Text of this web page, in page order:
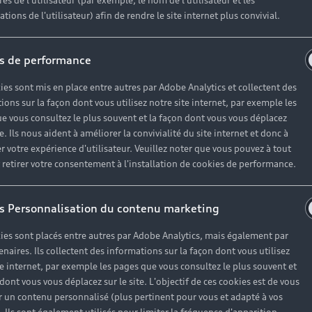
de l'utilisateur) afin de rendre le site internet plus convivial.
de performance
sont mis en place entre autres par Adobe Analytics et collectent des
sur la façon dont vous utilisez notre site internet, par exemple les
vous consultez le plus souvent et la façon dont vous vous déplacez
Ils nous aident à améliorer la convivialité du site internet et donc à
votre expérience d'utilisateur. Veuillez noter que vous pouvez à tout
votre consentement à l'installation de cookies de performance.
Personnalisation du contenu marketing
sont placés entre autres par Adobe Analytics, mais également par
Ils collectent des informations sur la façon dont vous utilisez
internet, par exemple les pages que vous consultez le plus souvent et
vous vous déplacez sur le site. L'objectif de ces cookies est de vous
un contenu personnalisé (plus pertinent pour vous et adapté à vos
newsletter.
partenaires**, des offres commerciales y compris des offres personnalisées en
réseau agréé de Volkswagen Group France et les établissements qui permettent le
si vous y avez consenti, pour vous envoyer nos offres commerciales et nos
exercer vos droits, veuillez consulter notrepolitique de confidentialité